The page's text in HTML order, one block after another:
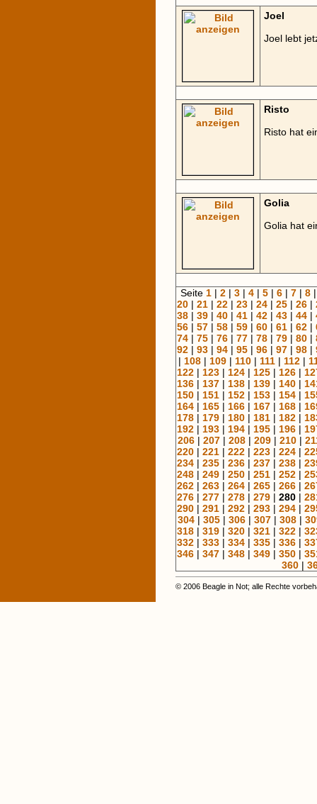
Joel
Joel lebt
Risto
Risto hat
Golia
Golia hat
Seite 1| 2| 3| 4| 5| 6| 7| 8
20 | 21 | 22 | 23 | 24 | 25 | 26 |
38 | 39 | 40 | 41 | 42 | 43 | 44 |
56 | 57 | 58 | 59 | 60 | 61 | 62 |
74 | 75 | 76 | 77 | 78 | 79 | 80 |
92 | 93 | 94 | 95 | 96 | 97 | 98 |
| 108| 109| 110| 111| 112|
122 | 123 | 124 | 125 | 126 |
136 | 137 | 138 | 139 | 140 |
150 | 151 | 152 | 153 | 154 |
164 | 165 | 166 | 167 | 168 |
178 | 179 | 180 | 181 | 182 |
192 | 193 | 194 | 195 | 196 |
206| 207| 208| 209| 210|
220 | 221 | 222 | 223 | 224 |
234 | 235 | 236 | 237 | 238 |
248 | 249 | 250 | 251 | 252 |
262 | 263 | 264 | 265 | 266 |
276 | 277 | 278 | 279 | 280 |
290 | 291 | 292 | 293 | 294 |
304| 305| 306| 307| 308|
318 | 319 | 320 | 321 | 322 |
332 | 333 | 334 | 335 | 336 |
346 | 347 | 348 | 349 | 350 |
360 |
© 2006 Beagle in Not; alle Rechte